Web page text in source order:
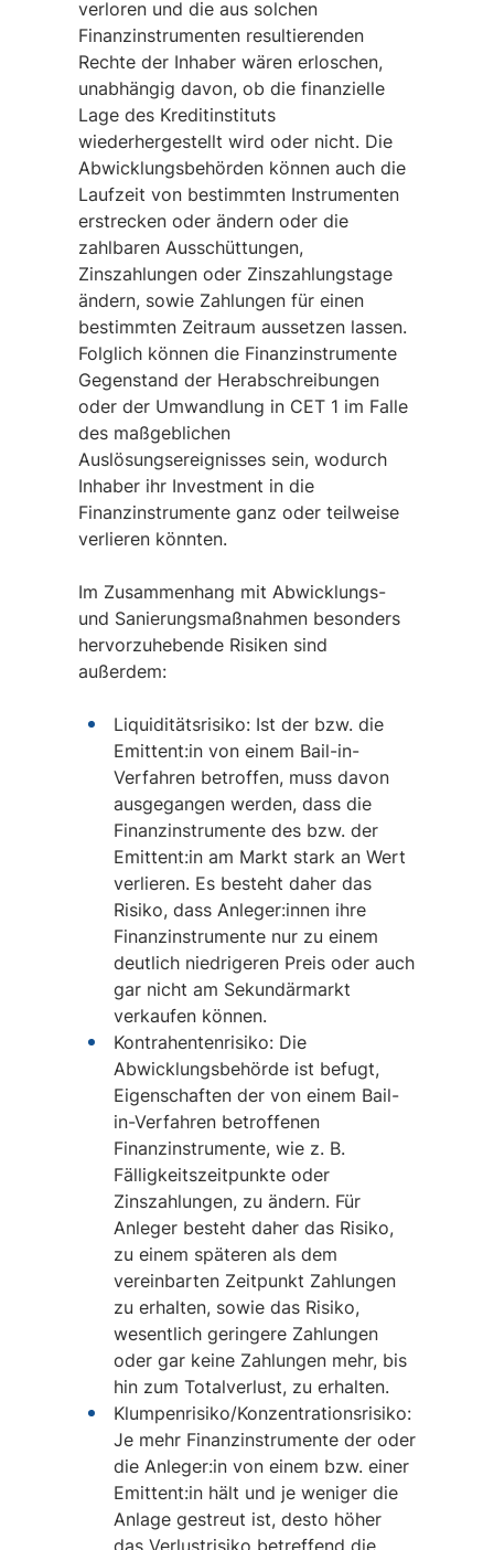
verloren und die aus solchen
Finanzinstrumenten resultierenden
Rechte der Inhaber wären erloschen,
unabhängig davon, ob die finanzielle
Lage des Kreditinstituts
wiederhergestellt wird oder nicht. Die
Abwicklungsbehörden können auch die
Laufzeit von bestimmten Instrumenten
erstrecken oder ändern oder die
zahlbaren Ausschüttungen,
Zinszahlungen oder Zinszahlungstage
ändern, sowie Zahlungen für einen
bestimmten Zeitraum aussetzen lassen.
Folglich können die Finanzinstrumente
Gegenstand der Herabschreibungen
oder der Umwandlung in CET 1 im Falle
des maßgeblichen
Auslösungsereignisses sein, wodurch
Inhaber ihr Investment in die
Finanzinstrumente ganz oder teilweise
verlieren könnten.
Im Zusammenhang mit Abwicklungs-
und Sanierungsmaßnahmen besonders
hervorzuhebende Risiken sind
außerdem:
Liquiditätsrisiko: Ist der bzw. die
Emittent:in von einem Bail-in-
Verfahren betroffen, muss davon
ausgegangen werden, dass die
Finanzinstrumente des bzw. der
Emittent:in am Markt stark an Wert
verlieren. Es besteht daher das
Risiko, dass Anleger:innen ihre
Finanzinstrumente nur zu einem
deutlich niedrigeren Preis oder auch
gar nicht am Sekundärmarkt
verkaufen können.
Kontrahentenrisiko: Die
Abwicklungsbehörde ist befugt,
Eigenschaften der von einem Bail-
in-Verfahren betroffenen
Finanzinstrumente, wie z. B.
Fälligkeitszeitpunkte oder
Zinszahlungen, zu ändern. Für
Anleger besteht daher das Risiko,
zu einem späteren als dem
vereinbarten Zeitpunkt Zahlungen
zu erhalten, sowie das Risiko,
wesentlich geringere Zahlungen
oder gar keine Zahlungen mehr, bis
hin zum Totalverlust, zu erhalten.
Klumpenrisiko/Konzentrationsrisiko:
Je mehr Finanzinstrumente der oder
die Anleger:in von einem bzw. einer
Emittent:in hält und je weniger die
Anlage gestreut ist, desto höher
das Verlustrisiko betreffend die